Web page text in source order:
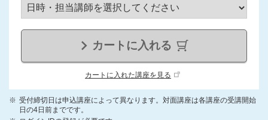
カートに入れる
カートに入れた講座を見る
受付締切日は申込講座によって異なります。対面講座は各講座の受講開始
日の4日前までです。